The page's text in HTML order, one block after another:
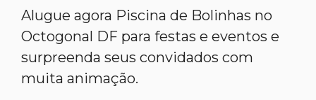
Alugue agora Piscina de Bolinhas no
Octogonal DF para festas e eventos e
surpreenda seus convidados com
muita animação.